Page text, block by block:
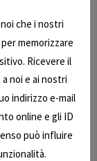
e
impianti,
roulotte e
un
Se vuoi
che i nostri
memorizzare
Ricevere il
noi e ai nostri
indirizzo e-mail
online e gli ID
può influire